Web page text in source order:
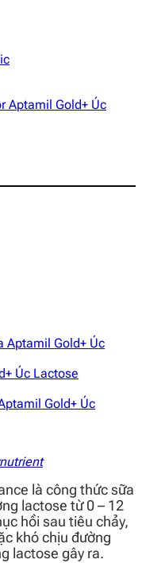
Aptamil Gold+ Úc
Aptamil Gold+ Úc
Úc Lactose
Gold+ Úc
là công thức sữa
lactose từ 0 – 12
hồi sau tiêu chảy,
khó chịu đường
lactose gây ra.